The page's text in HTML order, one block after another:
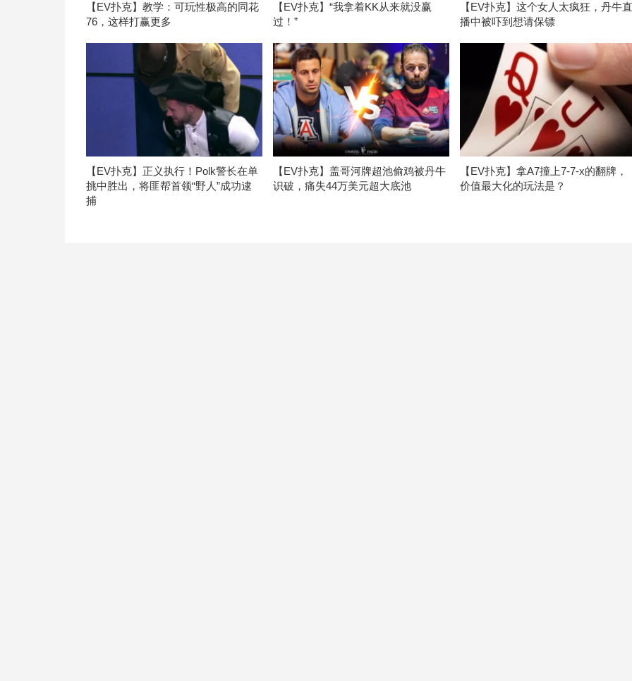
【EV扑克】教学：可玩性极高的同花
76，这样打赢更多
【EV扑克】“我拿着KK从来就没赢
过！”
【EV扑克】这个女人太疯狂，丹牛
播中被吓到想请保镖
【EV扑克】正义执行！Polk警长在单
挑中胜出，将匪帮首领“野人”成功逮
捕
【EV扑克】盖哥河牌超池偷鸡被丹牛
识破，痛失44万美元超大底池
【EV扑克】拿A7撞上7-7-x的翻牌，
价值最大化的玩法是？